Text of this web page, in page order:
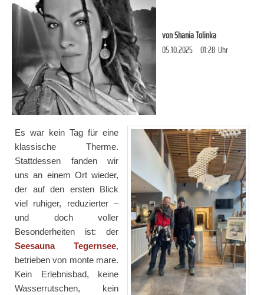
vonShania Tolinka
05.10.2025 01:28 Uhr
Es war kein Tag für eine
klassische Therme.
Stattdessen fanden wir
uns an einem Ort wieder,
der auf den ersten Blick
viel ruhiger, reduzierter –
und doch voller
Besonderheiten ist: der
Seesauna Tegernsee,
betrieben von monte mare.
Kein Erlebnisbad, keine
Wasserrutschen, kein